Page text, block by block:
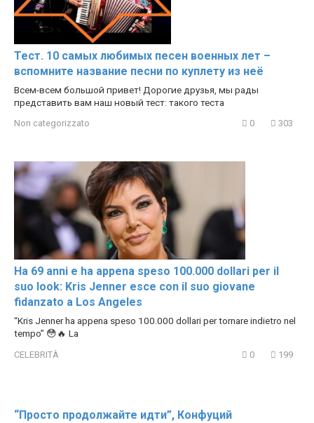
Тест. 10 самых любимых песен военных лет –
вспомните название песни по куплету из неё
Всем-всем большой привет! Дорогие друзья, мы рады
представить вам наш новый тест: такого теста
Non categorizzato 0 303
Ha 69 anni e ha appena speso 100.000 dollari per il
suo look: Kris Jenner esce con il suo giovane
fidanzato a Los Angeles
“Kris Jenner ha appena speso 100.000 dollari per tornare indietro nel
tempo” 😳🔥 La
CELEBRITÀ 0 199
“Просто продолжайте идти”, Конфуций